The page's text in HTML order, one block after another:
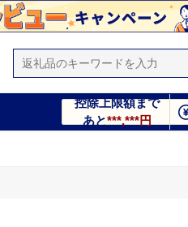
控除上限額まで
あと***,***円